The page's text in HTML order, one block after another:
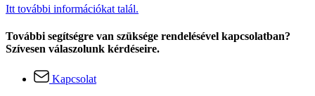
Itt további információkat talál.
További segítségre van szüksége rendelésével kapcsolatban?
Szívesen válaszolunk kérdéseire.
Kapcsolat